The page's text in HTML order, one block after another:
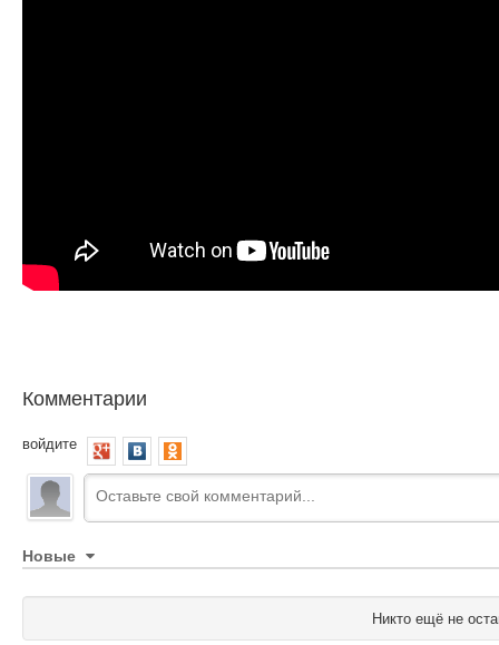
Комментарии
войдите
Новые
Никто ещё не